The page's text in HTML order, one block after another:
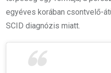
egyéves korában csontvelő-
SCID diagnózis miatt.